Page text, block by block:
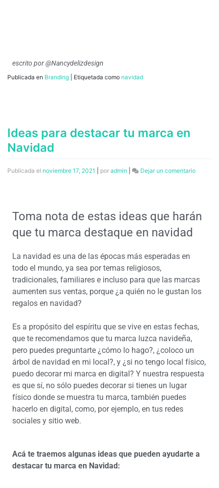
escrito por @Nancydelizdesign
Publicada en Branding Etiquetada como navidad
Ideas para destacar tu marca en
Navidad
Publicada el noviembre 17, 2021 por admin Dejar un comentario
Toma nota de estas ideas que harán
que tu marca destaque en navidad
La navidad es una de las épocas más esperadas en
todo el mundo, ya sea por temas religiosos,
tradicionales, familiares e incluso para que las marcas
aumenten sus ventas, porque ¿a quién no le gustan los
regalos en navidad?
Es a propósito del espíritu que se vive en estas fechas,
que te recomendamos que tu marca luzca navideña,
pero puedes preguntarte ¿cómo lo hago?, ¿coloco un
árbol de navidad en mi local?, y ¿si no tengo local físico,
puedo decorar mi marca en digital? Y nuestra respuesta
es que sí, no sólo puedes decorar si tienes un lugar
físico donde se muestra tu marca, también puedes
hacerlo en digital, como, por ejemplo, en tus redes
sociales y sitio web.
Acá te traemos algunas ideas que pueden ayudarte a
destacar tu marca en Navidad: